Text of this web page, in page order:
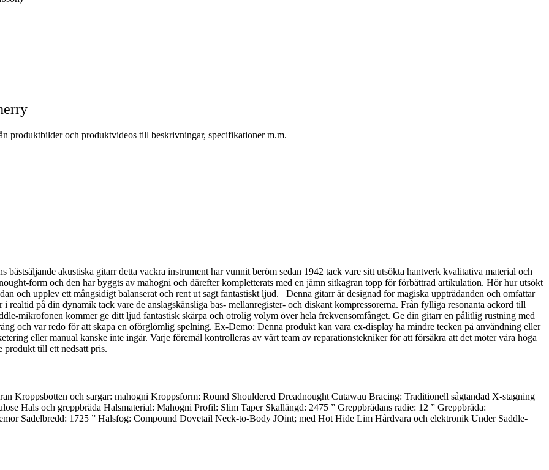
produktbilder och produktvideos till beskrivningar, specifikationer m.m.
bästsäljande akustiska gitarr detta vackra instrument har vunnit beröm sedan 1942 tack vare sitt utsökta hantverk kvalitativa material och
form och den har byggts av mahogni och därefter kompletterats med en jämn sitkagran topp för förbättrad artikulation. Hör hur utsökt
och upplev ett mångsidigt balanserat och rent ut sagt fantastiskt ljud. Denna gitarr är designad för magiska uppträdanden och omfattar
på din dynamik tack vare de anslagskänsliga bas- mellanregister- och diskant kompressorerna. Från fylliga resonanta ackord till
mikrofonen kommer ge ditt ljud fantastisk skärpa och otrolig volym över hela frekvensomfånget. Ge din gitarr en pålitlig rustning med
och var redo för att skapa en oförglömlig spelning. Ex-Demo: Denna produkt kan vara ex-display ha mindre tecken på användning eller
eller manual kanske inte ingår. Varje föremål kontrolleras av vårt team av reparationstekniker för att försäkra att det möter våra höga
produkt till ett nedsatt pris.
Kroppsbotten och sargar: mahogni Kroppsform: Round Shouldered Dreadnought Cutawau Bracing: Traditionell sågtandad X-stagning
Hals och greppbräda Halsmaterial: Mahogni Profil: Slim Taper Skallängd: 2475 ” Greppbrädans radie: 12 ” Greppbräda:
Sadelbredd: 1725 ” Halsfog: Compound Dovetail Neck-to-Body JOint; med Hot Hide Lim Hårdvara och elektronik Under Saddle-